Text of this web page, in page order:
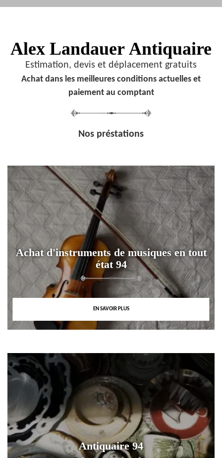
Alex Landauer Antiquaire
Estimation, devis et déplacement gratuits
Achat dans les meilleures conditions actuelles et
paiement au comptant
Nos préstations
Achat d'instruments de musiques en tout
état 94
EN SAVOIR PLUS
Antiquaire 94